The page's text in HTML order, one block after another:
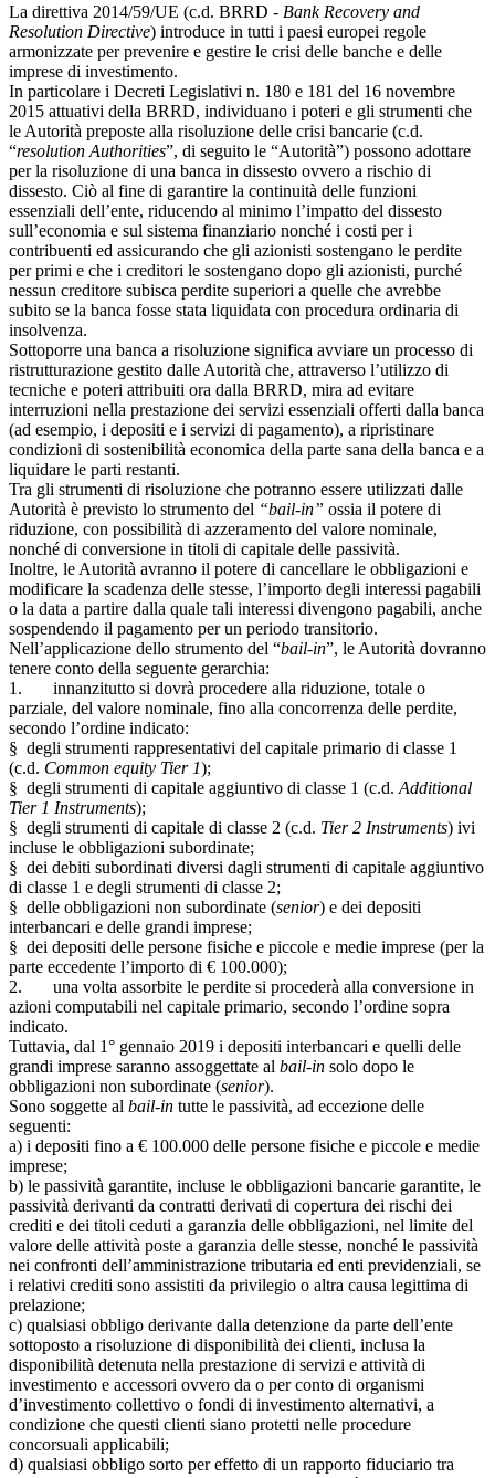
La direttiva 2014/59/UE (c.d. BRRD - Bank Recovery and
Resolution Directive) introduce in tutti i paesi europei regole
armonizzate per prevenire e gestire le crisi delle banche e delle
imprese di investimento.
In particolare i Decreti Legislativi n. 180 e 181 del 16 novembre
2015 attuativi della BRRD, individuano i poteri e gli strumenti che
le Autorità preposte alla risoluzione delle crisi bancarie (c.d.
“resolution Authorities”, di seguito le “Autorità”) possono adottare
per la risoluzione di una banca in dissesto ovvero a rischio di
dissesto. Ciò al fine di garantire la continuità delle funzioni
essenziali dell’ente, riducendo al minimo l’impatto del dissesto
sull’economia e sul sistema finanziario nonché i costi per i
contribuenti ed assicurando che gli azionisti sostengano le perdite
per primi e che i creditori le sostengano dopo gli azionisti, purché
nessun creditore subisca perdite superiori a quelle che avrebbe
subito se la banca fosse stata liquidata con procedura ordinaria di
insolvenza.
Sottoporre una banca a risoluzione significa avviare un processo di
ristrutturazione gestito dalle Autorità che, attraverso l’utilizzo di
tecniche e poteri attribuiti ora dalla BRRD, mira ad evitare
interruzioni nella prestazione dei servizi essenziali offerti dalla banca
(ad esempio, i depositi e i servizi di pagamento), a ripristinare
condizioni di sostenibilità economica della parte sana della banca e a
liquidare le parti restanti.
Tra gli strumenti di risoluzione che potranno essere utilizzati dalle
Autorità è previsto lo strumento del “bail-in” ossia il potere di
riduzione, con possibilità di azzeramento del valore nominale,
nonché di conversione in titoli di capitale delle passività.
Inoltre, le Autorità avranno il potere di cancellare le obbligazioni e
modificare la scadenza delle stesse, l’importo degli interessi pagabili
o la data a partire dalla quale tali interessi divengono pagabili, anche
sospendendo il pagamento per un periodo transitorio.
Nell’applicazione dello strumento del “bail-in”, le Autorità dovranno
tenere conto della seguente gerarchia:
1. innanzitutto si dovrà procedere alla riduzione, totale o
parziale, del valore nominale, fino alla concorrenza delle perdite,
secondo l’ordine indicato:
§ degli strumenti rappresentativi del capitale primario di classe 1
(c.d. Common equity Tier 1);
§ degli strumenti di capitale aggiuntivo di classe 1 (c.d. Additional
Tier 1 Instruments);
§ degli strumenti di capitale di classe 2 (c.d. Tier 2 Instruments) ivi
incluse le obbligazioni subordinate;
§ dei debiti subordinati diversi dagli strumenti di capitale aggiuntivo
di classe 1 e degli strumenti di classe 2;
§ delle obbligazioni non subordinate (senior) e dei depositi
interbancari e delle grandi imprese;
§ dei depositi delle persone fisiche e piccole e medie imprese (per la
parte eccedente l’importo di € 100.000);
2. una volta assorbite le perdite si procederà alla conversione in
azioni computabili nel capitale primario, secondo l’ordine sopra
indicato.
Tuttavia, dal 1° gennaio 2019 i depositi interbancari e quelli delle
grandi imprese saranno assoggettate al bail-in solo dopo le
obbligazioni non subordinate (senior).
Sono soggette al bail-in tutte le passività, ad eccezione delle
seguenti:
a) i depositi fino a € 100.000 delle persone fisiche e piccole e medie
imprese;
b) le passività garantite, incluse le obbligazioni bancarie garantite, le
passività derivanti da contratti derivati di copertura dei rischi dei
crediti e dei titoli ceduti a garanzia delle obbligazioni, nel limite del
valore delle attività poste a garanzia delle stesse, nonché le passività
nei confronti dell’amministrazione tributaria ed enti previdenziali, se
i relativi crediti sono assistiti da privilegio o altra causa legittima di
prelazione;
c) qualsiasi obbligo derivante dalla detenzione da parte dell’ente
sottoposto a risoluzione di disponibilità dei clienti, inclusa la
disponibilità detenuta nella prestazione di servizi e attività di
investimento e accessori ovvero da o per conto di organismi
d’investimento collettivo o fondi di investimento alternativi, a
condizione che questi clienti siano protetti nelle procedure
concorsuali applicabili;
d) qualsiasi obbligo sorto per effetto di un rapporto fiduciario tra